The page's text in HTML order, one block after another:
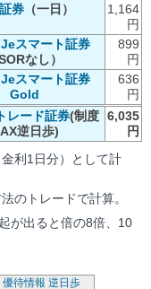
券 （一日）
1,164
円
スマート証券
SORなし）
899
円
スマート証券
Gold
636
円
レード証券(制度
逆日歩)
6,035
円
利1日分）として計
のトレードで計算。
が出ると倍の8倍、10
優待情報 逆日歩